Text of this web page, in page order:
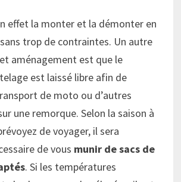
effet la monter et la démonter en
trop de contraintes. Un autre
aménagement est que le
est laissé libre afin de
de moto ou d’autres
une remorque. Selon la saison à
de voyager, il sera
de vous munir de sacs de
. Si les températures